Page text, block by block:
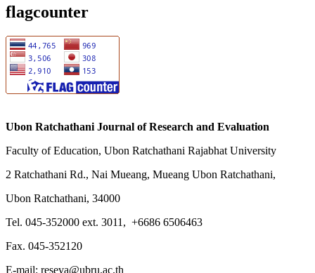
flagcounter
Ubon Ratchathani Journal of Research and Evaluation
Faculty of Education, Ubon Ratchathani Rajabhat University
2 Ratchathani Rd., Nai Mueang, Mueang Ubon Ratchathani,
Ubon Ratchathani, 34000
Tel. 045-352000 ext. 3011, +6686 6506463
Fax. 045-352120
E-mail: reseva@ubru.ac.th